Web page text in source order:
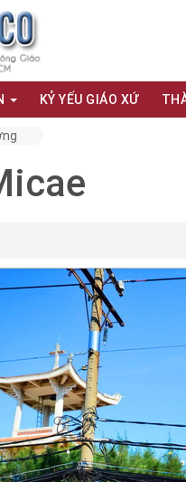
KỶ YẾU GIÁO XỨ